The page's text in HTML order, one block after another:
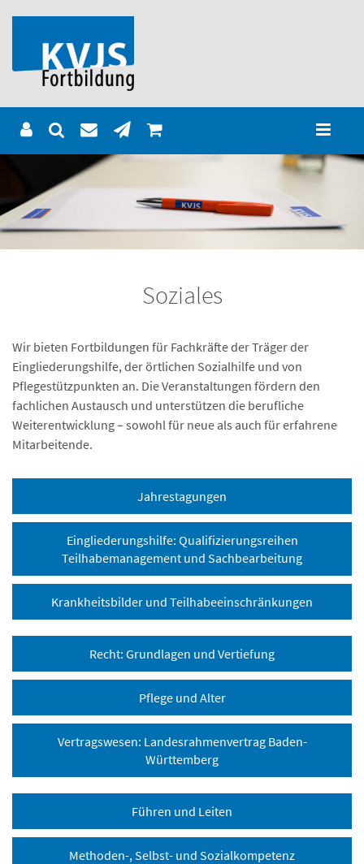
Soziales
Wir bieten Fortbildungen für Fachkräfte der Träger der
Eingliederungshilfe, der örtlichen Sozialhilfe und von
Pflegestützpunkten an. Die Veranstaltungen fördern den
fachlichen Austausch und unterstützen die berufliche
Weiterentwicklung – sowohl für neue als auch für erfahrene
Mitarbeitende.
Jahrestagungen
Eingliederungshilfe: Qualifizierungsreihen
Teilhabemanagement und Sachbearbeitung
Krankheitsbilder und Teilhabeeinschränkungen
Recht: Grundlagen und Vertiefung
Pflege und Alter
Vertragswesen: Landesrahmenvertrag Baden-
Württemberg
Führen und Leiten
Methoden-, Selbst- und Sozialkompetenz